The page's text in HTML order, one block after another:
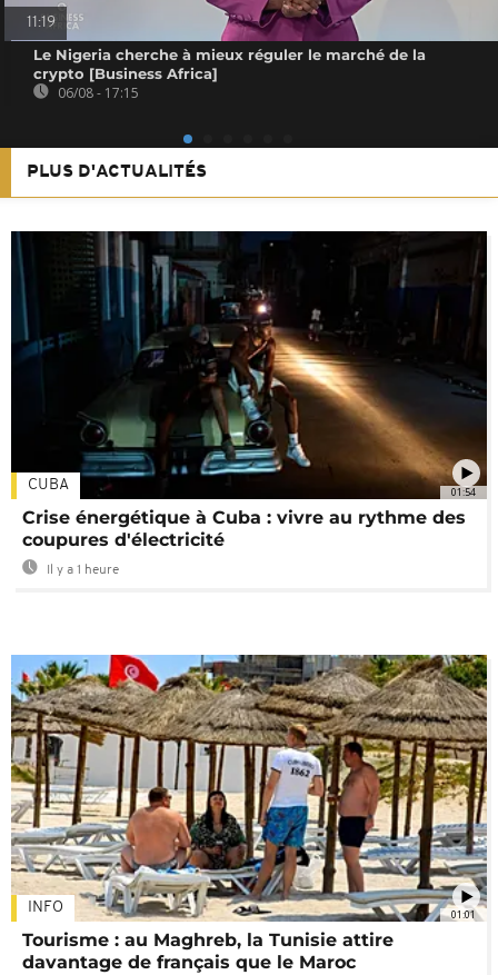
11:19
Le Nigeria cherche à mieux réguler le marché de la
crypto [Business Africa]
06/08 - 17:15
PLUS D'ACTUALITÉS
01:54
CUBA
Crise énergétique à Cuba : vivre au rythme des
coupures d'électricité
Il y a 1 heure
01:01
INFO
Tourisme : au Maghreb, la Tunisie attire
davantage de français que le Maroc